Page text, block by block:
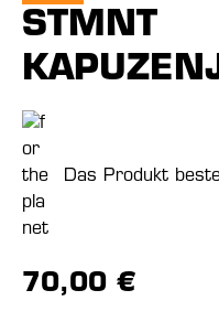
STMNT
Das Produkt
70,00 €